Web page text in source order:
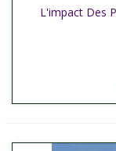
L'impact Des